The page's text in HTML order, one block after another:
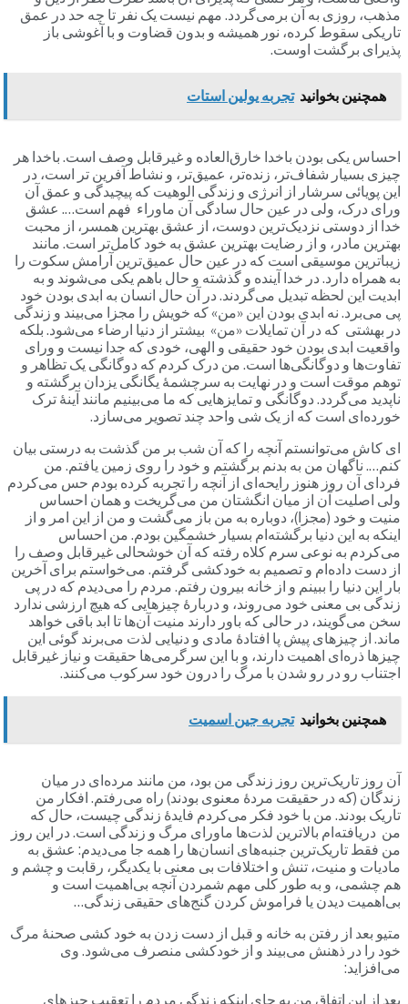
مذهب، روزی به آن برمی‌گردد. مهم نیست یک نفر تا چه حد در عمق
تاریکی سقوط کرده، نور همیشه و بدون قضاوت و با آغوشی باز
پذیرای برگشت اوست.
همچنین بخوانید تجربه یولین استات
احساس یکی بودن باخدا خارق‌العاده و غیرقابل وصف است. باخدا هر
چیزی بسیار شفاف‌تر، زنده‌تر، عمیق‌تر، و نشاط آفرین تر است، در
این پویائی سرشار از انرژی و زندگی الوهیت که پیچیدگی و عمق آن
ورای درک، ولی در عین حال سادگی آن ماوراء فهم است…. عشق
خدا از دوستی نزدیک‌ترین دوست، از عشق بهترین همسر، از محبت
بهترین مادر، و از رضایت بهترین عشق به خود کامل‌تر است. مانند
زیباترین موسیقی است که در عین حال عمیق‌ترین آرامش سکوت را
به همراه دارد. در خدا آینده و گذشته و حال باهم یکی می‌شوند و به
ابدیت این لحظه تبدیل می‌گردند. در آن حال انسان به ابدی بودن خود
پی می‌برد. نه ابدی بودن این «من» که خویش را مجزا می‌بیند و زندگی
در بهشتی که در آن تمایلات «من» بیشتر از دنیا ارضاء می‌شود. بلکه
واقعیت ابدی بودن خود حقیقی و الهی، خودی که جدا نیست و ورای
تفاوت‌ها و دوگانگی‌ها است. من درک کردم که دوگانگی یک تظاهر و
توهم موقت است و در نهایت به سرچشمۀ یگانگی یزدان برگشته و
ناپدید می‌گردد. دوگانگی و تمایزهایی که ما می‌بینیم مانند آینۀ ترک
خورده‌ای است که از یک شی واحد چند تصویر می‌سازد.
ای کاش می‌توانستم آنچه را که آن شب بر من گذشت به درستی بیان
کنم…. ناگهان من به بدنم برگشتم و خود را روی زمین یافتم. من
فردای آن روز هنوز رایحه‌ای از آنچه را تجربه کرده بودم حس می‌کردم
ولی اصلیت آن از میان انگشتان من می‌گریخت و همان احساس
منیت و خود (مجزا)، دوباره به من باز می‌گشت و من از این امر و از
اینکه به این دنیا برگشته‌ام بسیار خشمگین بودم. من احساس
می‌کردم به نوعی سرم کلاه رفته که آن خوشحالی غیرقابل وصف را
از دست داده‌ام و تصمیم به خودکشی گرفتم. می‌خواستم برای آخرین
بار این دنیا را ببینم و از خانه بیرون رفتم. مردم را می‌دیدم که در پی
زندگی بی معنی خود می‌روند، و دربارۀ چیزهایی که هیچ ارزشی ندارد
سخن می‌گویند، در حالی که باور دارند منیت آن‌ها تا ابد باقی خواهد
ماند. از چیزهای پیش پا افتادۀ مادی و دنیایی لذت می‌برند گوئی این
چیزها ذره‌ای اهمیت دارند، و با این سرگرمی‌ها حقیقت و نیاز غیرقابل
اجتناب رو در رو شدن با مرگ را درون خود سرکوب می‌کنند.
همچنین بخوانید تجربه جین اسمیت
آن روز تاریک‌ترین روز زندگی من بود، من مانند مرده‌ای در میان
زندگان (که در حقیقت مردۀ معنوی بودند) راه می‌رفتم. افکار من
تاریک بودند. من با خود فکر می‌کردم فایدۀ زندگی چیست، حال که
من دریافته‌ام بالاترین لذت‌ها ماورای مرگ و زندگی است. در این روز
من فقط تاریک‌ترین جنبه‌های انسان‌ها را همه جا می‌دیدم: عشق به
مادیات و منیت، تنش و اختلافات بی معنی با یکدیگر، رقابت و چشم و
هم چشمی، و به طور کلی مهم شمردن آنچه بی‌اهمیت است و
بی‌اهمیت دیدن یا فراموش کردن گنج‌های حقیقی زندگی…
متیو بعد از رفتن به خانه و قبل از دست زدن به خود کشی صحنۀ مرگ
خود را در ذهنش می‌بیند و از خودکشی منصرف می‌شود. وی
می‌افزاید:
بعد از این اتفاق من به جای اینکه زندگی مردم را تعقیب چیزهای